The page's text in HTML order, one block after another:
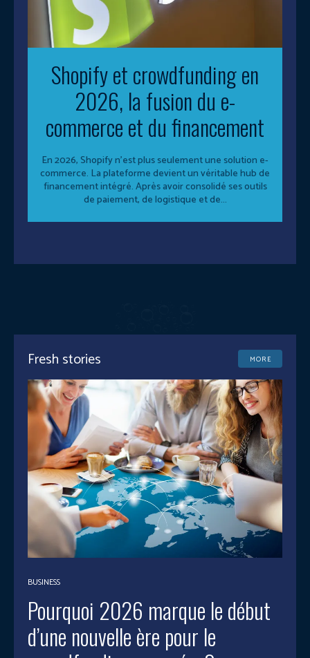
Shopify et crowdfunding en
2026, la fusion du e-
commerce et du financement
En 2026, Shopify n’est plus seulement une solution e-
commerce. La plateforme devient un véritable hub de
financement intégré. Après avoir consolidé ses outils
de paiement, de logistique et de...
Fresh stories MORE
BUSINESS
Pourquoi 2026 marque le début
d’une nouvelle ère pour le